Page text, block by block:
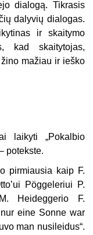
dialogą. Tikrasis
dalyvių dialogas.
ir skaitymo
kad skaitytojas,
mažiau ir ieško
laikyti „Pokalbio
potekste.
pirmiausia kaip F.
Pöggeleriui P.
Heideggerio F.
eine Sonne war
man nusileidus“.